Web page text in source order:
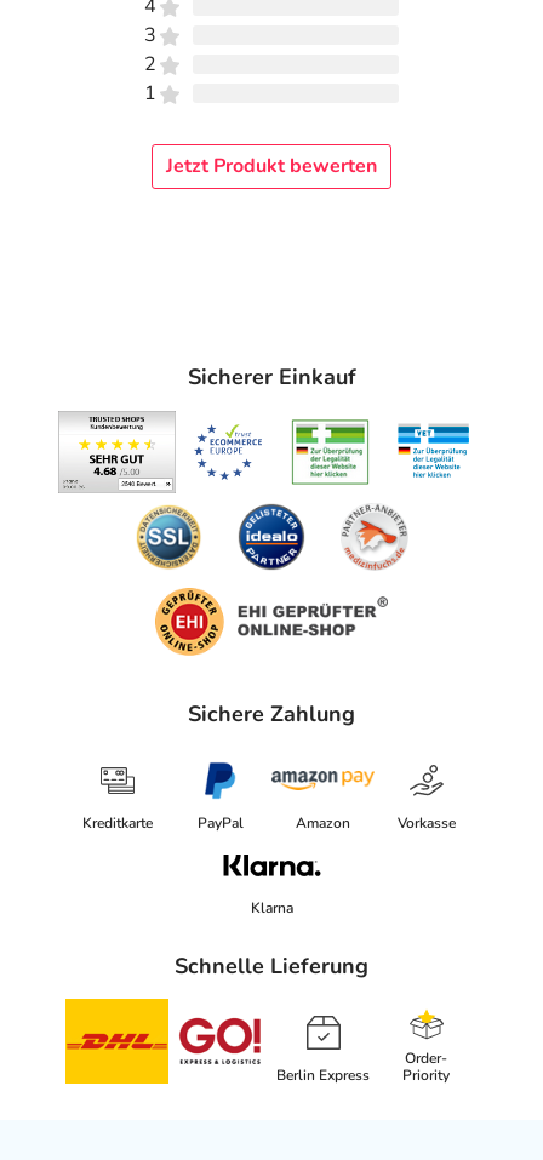
4
3
2
1
Jetzt Produkt bewerten
Sicherer Einkauf
Sichere Zahlung
Kreditkarte PayPal Amazon Vorkasse
Klarna
Schnelle Lieferung
Berlin Express
Order-
Priority